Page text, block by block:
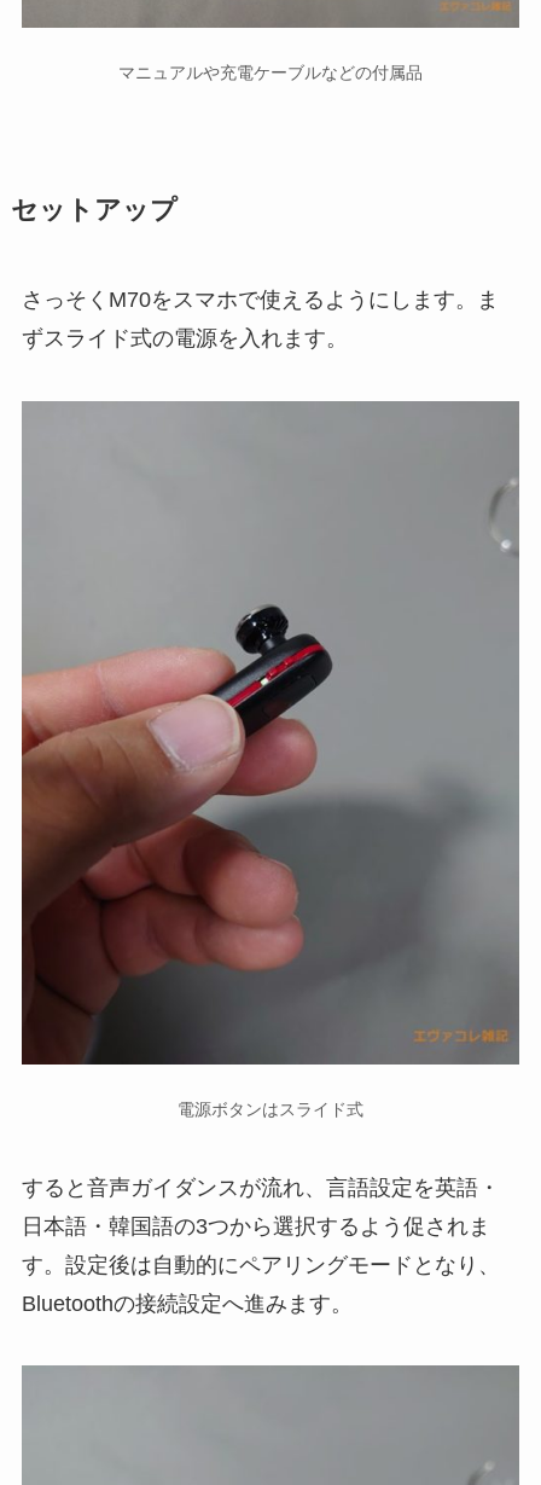
マニュアルや充電ケーブルなどの付属品
セットアップ
さっそくM70をスマホで使えるようにします。ま
ずスライド式の電源を入れます。
電源ボタンはスライド式
すると音声ガイダンスが流れ、言語設定を英語・
日本語・韓国語の3つから選択するよう促されま
す。設定後は自動的にペアリングモードとなり、
Bluetoothの接続設定へ進みます。